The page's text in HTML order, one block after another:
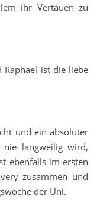
ihr Vertauen zu
ist die liebe
und ein absoluter
langweilig wird,
ebenfalls im ersten
zusammen und
der Uni.